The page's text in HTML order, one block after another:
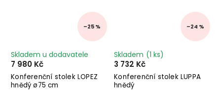
–25 %
Konferenční stolek LOPEZ
hnědý ø75 cm
Skladem u dodavatele
7 980 Kč
–24 %
Konferenční stolek LUPPA
hnědý
Skladem (1 ks)
3 732 Kč